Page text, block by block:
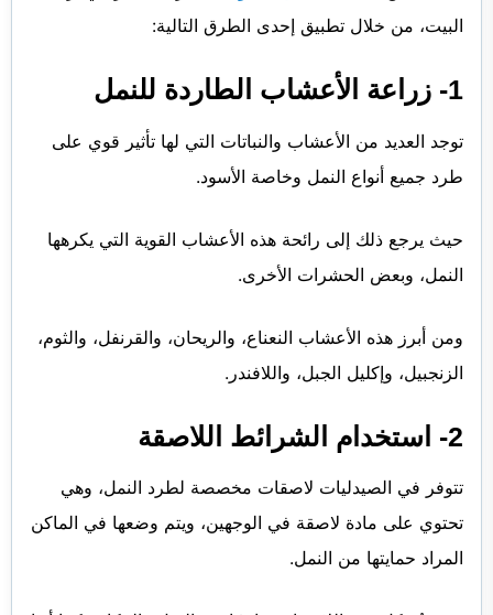
البيت، من خلال تطبيق إحدى الطرق التالية:
1- زراعة الأعشاب الطاردة للنمل
توجد العديد من الأعشاب والنباتات التي لها تأثير قوي على
طرد جميع أنواع النمل وخاصة الأسود.
حيث يرجع ذلك إلى رائحة هذه الأعشاب القوية التي يكرهها
النمل، وبعض الحشرات الأخرى.
ومن أبرز هذه الأعشاب النعناع، والريحان، والقرنفل، والثوم،
الزنجبيل، وإكليل الجبل، واللافندر.
2- استخدام الشرائط اللاصقة
تتوفر في الصيدليات لاصقات مخصصة لطرد النمل، وهي
تحتوي على مادة لاصقة في الوجهين، ويتم وضعها في الماكن
المراد حمايتها من النمل.